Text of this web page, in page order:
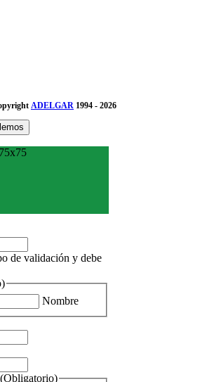
ADELGAR 1994 - 2026
de validación y debe
Nombre
(Obligatorio)